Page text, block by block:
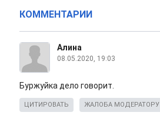
КОММЕНТАРИИ
Алина
08.05.2020, 19:03
Буржуйка дело говорит.
ЦИТИРОВАТЬ ЖАЛОБА МОДЕРАТОРУ